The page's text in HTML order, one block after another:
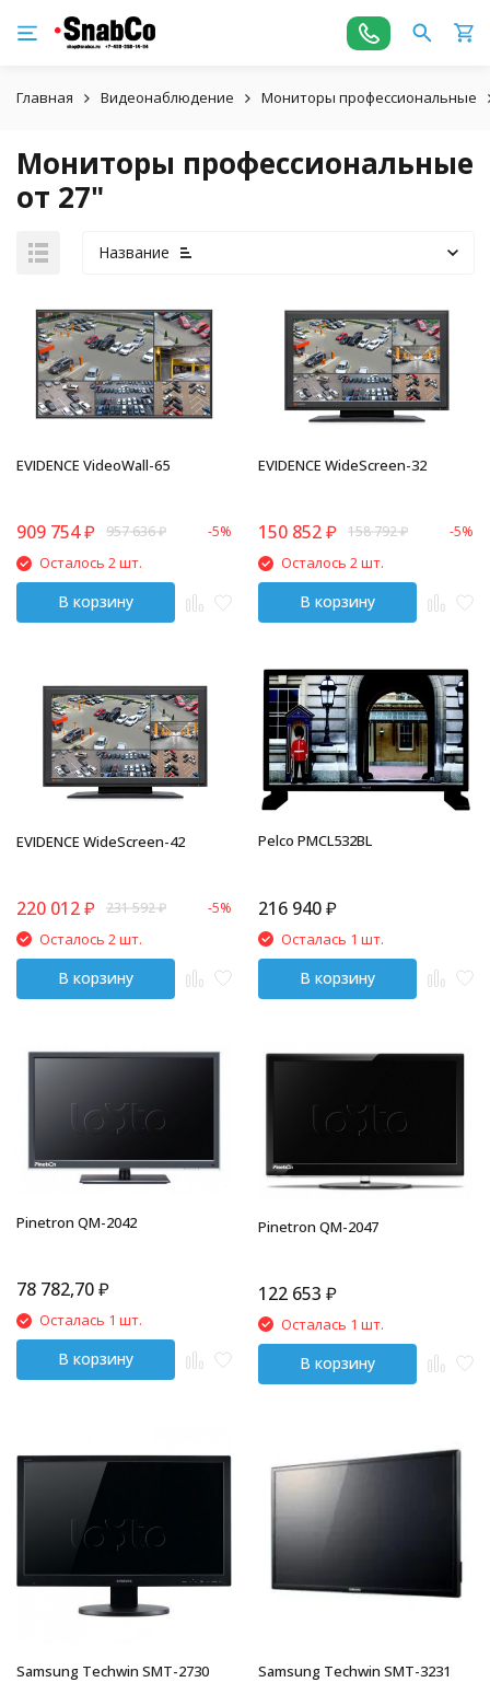
Главная Видеонаблюдение Мониторы профессиональные
Мониторы профессиональные
от 27"
Название
EVIDENCE VideoWall-65
909 754₽ 957 636₽ -5%
Осталось 2 шт.
В корзину
EVIDENCE WideScreen-32
150 852₽ 158 792₽ -5%
Осталось 2 шт.
В корзину
EVIDENCE WideScreen-42
220 012₽ 231 592₽ -5%
Осталось 2 шт.
В корзину
Pelco PMCL532BL
216 940₽
Осталась 1 шт.
В корзину
Pinetron QM-2042
78 782,70₽
Осталась 1 шт.
В корзину
Pinetron QM-2047
122 653 ₽
Осталась 1 шт.
В корзину
Samsung Techwin SMT-2730 Samsung Techwin SMT-3231